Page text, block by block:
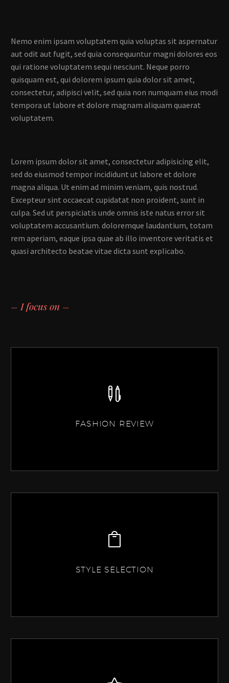
Nemo enim ipsam voluptatem quia voluptas sit aspernatur
aut odit aut fugit, sed quia consequuntur magni dolores eos
qui ratione voluptatem sequi nesciunt. Neque porro
quisquam est, qui dolorem ipsum quia dolor sit amet,
consectetur, adipisci velit, sed quia non numquam eius modi
tempora ut labore et dolore magnam aliquam quaerat
voluptatem.
Lorem ipsum dolor sit amet, consectetur adipisicing elit,
sed do eiusmod tempor incididunt ut labore et dolore
magna aliqua. Ut enim ad minim veniam, quis nostrud.
Excepteur sint occaecat cupidatat non proident, sunt in
culpa. Sed ut perspiciatis unde omnis iste natus error sit
voluptatem accusantium. doloremque laudantium, totam
rem aperiam, eaque ipsa quae ab illo inventore veritatis et
quasi architecto beatae vitae dicta sunt explicabo.
– I focus on –
FASHION REVIEW
STYLE SELECTION